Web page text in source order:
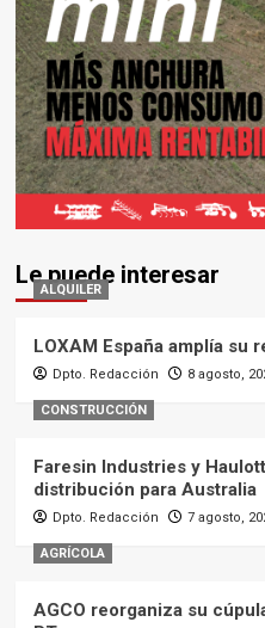
Le puede interesar
ALQUILER
LOXAM España amplía su
Dpto. Redacción 8 agosto,
CONSTRUCCIÓN
Faresin Industries y
distribución para Australia
Dpto. Redacción 7 agosto,
AGRÍCOLA
AGCO reorganiza su